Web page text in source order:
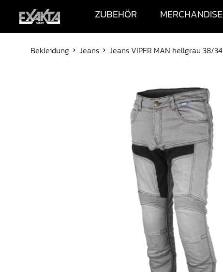
ZUBEHÖR MERCHANDISE
Bekleidung Jeans Jeans VIPER MAN hellgrau 38/34